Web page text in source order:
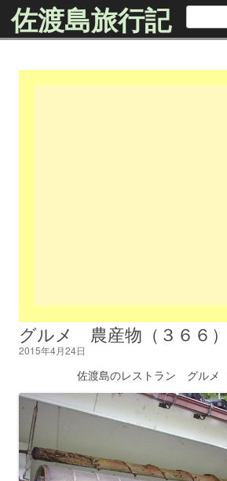
佐渡島旅行記 検
グルメ 農産物（３６６）
2015年4月24日
佐渡島のレストラン グルメ